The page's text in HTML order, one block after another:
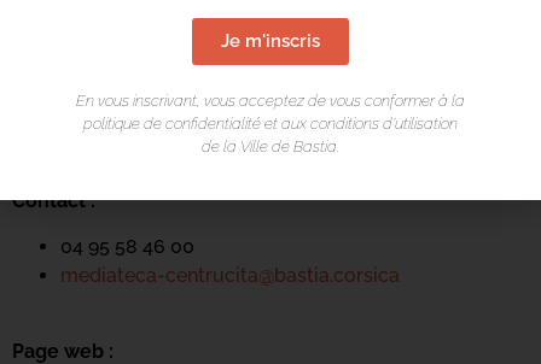
Place du Théatre
Rue Favalelli
Contact :
04 95 58 46 00
mediateca-centrucita@bastia.corsica
Page web :
Je m'inscris
En vous inscrivant, vous acceptez de vous conformer à la
politique de confidentialité et aux conditions d’utilisation
de la Ville de Bastia.